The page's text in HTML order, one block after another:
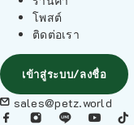
โพสต์
ติดต่อเรา
เข้าสู่ระบบ/ลงชื่อ
sales@petz.world